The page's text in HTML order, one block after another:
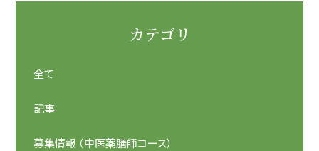
カテゴリ
全て
記事
募集情報 （中医薬膳師コース）